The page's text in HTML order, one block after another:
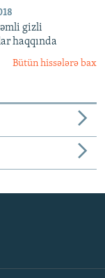
gizli
haqqında
Bütün hissələrə bax